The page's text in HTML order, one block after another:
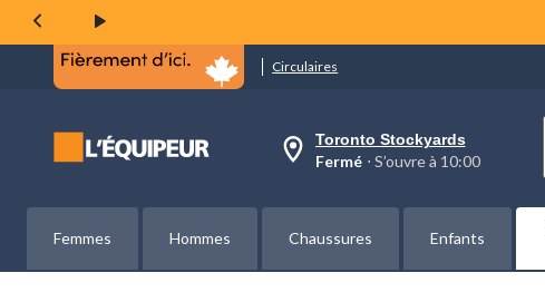
Circulaires
votre
est
Toronto
Stockyards,
Toronto Stockyards
Fermé ⋅ S’ouvre à 10:00
Femmes Hommes Chaussures Enfants